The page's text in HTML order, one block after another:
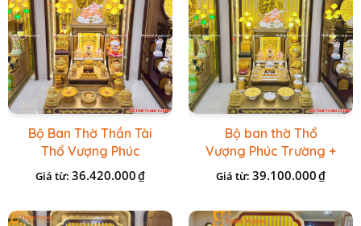
Bộ Ban Thờ Thần Tài
Thổ Vượng Phúc
Trường + Bộ Đồ Sứ
Cao Cấp Gấm Vàng
Giá từ: 36.420.000₫
Bộ ban thờ Thổ
Vượng Phúc Trường +
Đồ Sứ Vàng Đá Cao
Giá từ: 39.100.000₫